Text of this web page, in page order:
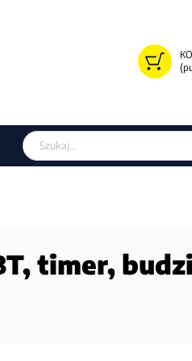
Szukaj w sklepie
timer,